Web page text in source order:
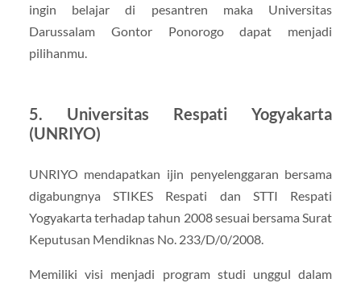
ingin belajar di pesantren maka Universitas
Darussalam Gontor Ponorogo dapat menjadi
pilihanmu.
5. Universitas Respati Yogyakarta
(UNRIYO)
UNRIYO mendapatkan ijin penyelenggaran bersama
digabungnya STIKES Respati dan STTI Respati
Yogyakarta terhadap tahun 2008 sesuai bersama Surat
Keputusan Mendiknas No. 233/D/0/2008.
Memiliki visi menjadi program studi unggul dalam